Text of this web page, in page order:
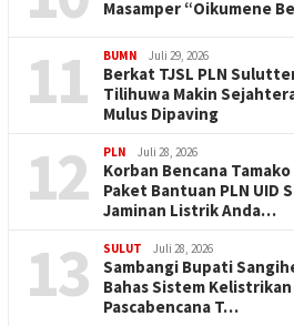
Masamper “Oikumene
11 BUMN Juli 29, 2026
Berkat TJSL PLN
Tilihuwa Makin
Mulus Dipaving
12 PLN Juli 28, 2026
Korban Bencana
Paket Bantuan PLN UID
Jaminan Listrik Anda…
13 SULUT Juli 28, 2026
Sambangi Bupati
Bahas Sistem
Pascabencana T…